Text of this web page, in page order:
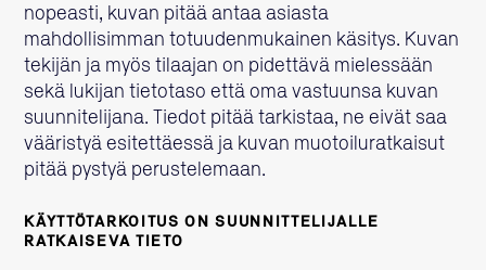
nopeasti, kuvan pitää antaa asiasta
mahdollisimman totuudenmukainen käsitys. Kuvan
tekijän ja myös tilaajan on pidettävä mielessään
sekä lukijan tietotaso että oma vastuunsa kuvan
suunnitelijana. Tiedot pitää tarkistaa, ne eivät saa
vääristyä esitettäessä ja kuvan muotoiluratkaisut
pitää pystyä perustelemaan.
KÄYTTÖTARKOITUS ON SUUNNITTELIJALLE
RATKAISEVA TIETO